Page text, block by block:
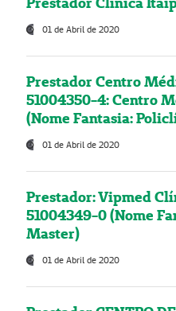
01 de Abril de 2020
Prestador Centro
51004350-4: Centro
(Nome Fantasia:
01 de Abril de 2020
Prestador: Vipmed
51004349-0 (Nome
Master)
01 de Abril de 2020